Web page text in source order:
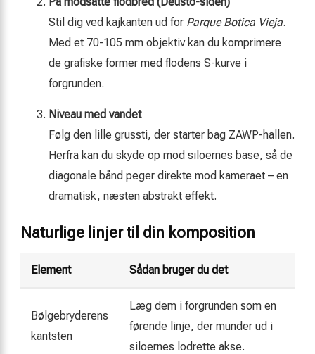
Stil dig ved kajkanten ud for Parque Botica Vieja.
Med et 70-105 mm objektiv kan du komprimere
de grafiske former med flodens S-kurve i
forgrunden.
Niveau med vandet
Følg den lille grussti, der starter bag ZAWP-hallen.
Herfra kan du skyde op mod siloernes base, så de
diagonale bånd peger direkte mod kameraet – en
dramatisk, næsten abstrakt effekt.
Naturlige linjer til din komposition
Element Sådan bruger du det
Bølgebryderens
kantsten
Læg dem i forgrunden som en
førende linje, der munder ud i
siloernes lodrette akse.